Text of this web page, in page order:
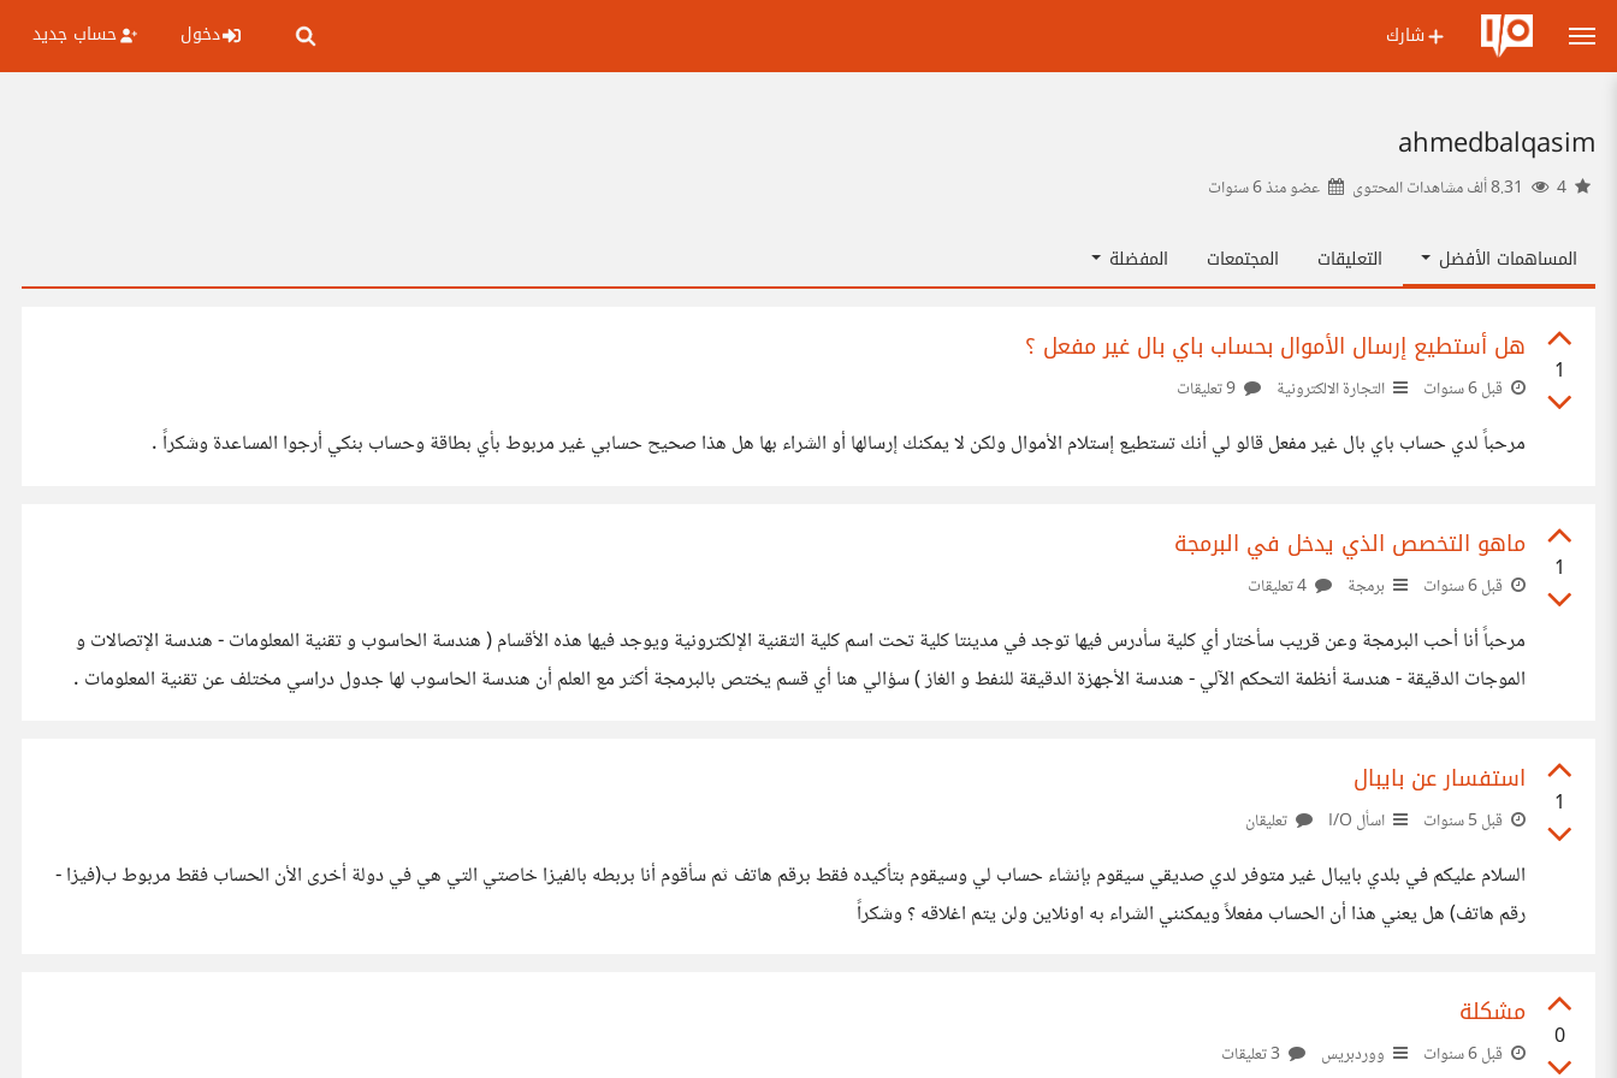
شارك دخول حساب جديد
ahmedbalqasim
عضو منذ6 سنوات
المساهمات الأفضل التعليقات المجتمعات المفضلة
1
هل أستطيع إرسال الأموال بحساب باي بال غير مفعل ؟
قبل 6 سنوات التجارة الالكترونية
مرحباً لدي حساب باي بال غير مفعل قالو لي أنك تستطيع إستلام الأموال ولكن لا يمكنك إرسالها أو الشراء بها هل هذا صحيح حسابي غير مربوط بأي بطاقة وحساب بنكي أرجوا المساعدة وشكراً .
1
ماهو التخصص الذي يدخل في البرمجة
قبل 6 سنوات برمجة
مرحباً أنا أحب البرمجة وعن قريب سأختار أي كلية سأدرس فيها توجد في مدينتا كلية تحت اسم كلية التقنية الإلكترونية ويوجد فيها هذه الأقسام ( هندسة الحاسوب و تقنية المعلومات - هندسة الإتصالات و
الموجات الدقيقة - هندسة أنظمة التحكم الآلي - هندسة الأجهزة الدقيقة للنفط و الغاز ) سؤالي هنا أي قسم يختص بالبرمجة أكثر مع العلم أن هندسة الحاسوب لها جدول دراسي مختلف عن تقنية المعلومات .
1
استفسار عن بايبال
قبل 5 سنوات اسأل I/O تعليقان
السلام عليكم في بلدي بايبال غير متوفر لدي صديقي سيقوم بإنشاء حساب لي وسيقوم بتأكيده فقط برقم هاتف ثم سأقوم أنا بربطه بالفيزا خاصتي التي هي في دولة أخرى الأن الحساب فقط مربوط ب(فيزا -
رقم هاتف) هل يعني هذا أن الحساب مفعلاً ويمكنني الشراء به اونلاين ولن يتم اغلاقه ؟ وشكراً
0
مشكلة
قبل 6 سنوات ووردبريس